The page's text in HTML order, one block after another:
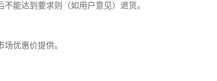
能达到要求则（如用户意见）退货。
优惠价提供。